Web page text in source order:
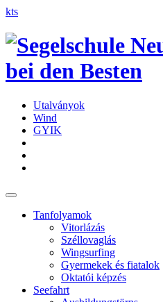
kts
Utalványok
Wind
GYIK
Tanfolyamok
Vitorlázás
Széllovaglás
Wingsurfing
Gyermekek és fiatalok
Oktatói képzés
Seefahrt